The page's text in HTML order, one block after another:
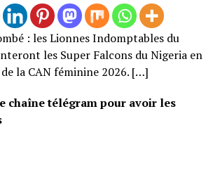
: les Lionnes Indomptables du
les Super Falcons du Nigeria en
la CAN féminine 2026. […]
chaîne télégram pour avoir les